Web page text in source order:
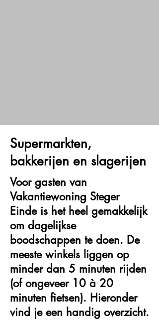
Supermarkten,
bakkerijen en slagerijen
Voor gasten van
Vakantiewoning Steger
Einde is het heel gemakkelijk
om dagelijkse
boodschappen te doen. De
meeste winkels liggen op
minder dan 5 minuten rijden
(of ongeveer 10 à 20
minuten fietsen). Hieronder
vind je een handig overzicht.